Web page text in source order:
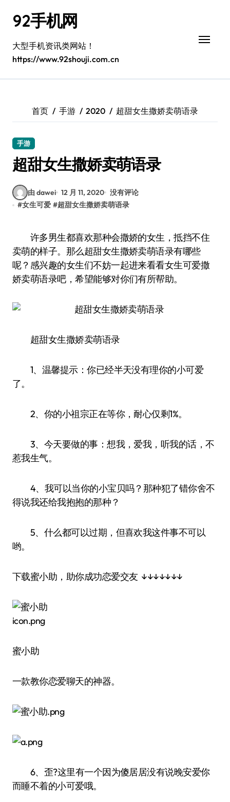
92手机网
大型手机资讯类网站！
https://www.92shouji.com.cn
首页 手游 2020 超甜女生撒娇卖萌语录
手游
超甜女生撒娇卖萌语录
由 dawei 12 月 11, 2020 没有评论
#女生可爱 #超甜女生撒娇卖萌语录
许多男生都喜欢那种会撒娇的女生，抵挡不住
卖萌的样子。那么超甜女生撒娇卖萌语录有哪些
呢？感兴趣的女生们不妨一起进来看看女生可爱撒
娇卖萌语录吧，希望能够对你们有所帮助。
超甜女生撒娇卖萌语录
1、温馨提示：你已经半天没有理你的小可爱
了。
2、你的小祖宗正在等你，耐心仅剩1%。
3、今天要做的事：想我，爱我，听我的话，不
惹我生气。
4、我可以当你的小宝贝吗？那种犯了错你舍不
得说我还给我抱抱的那种？
5、什么都可以过期，但喜欢我这件事不可以
哟。
下载蜜小助，助你成功恋爱交友 ↓↓↓↓↓↓↓
蜜小助
一款教你恋爱聊天的神器。
6、歪?这里有一个因为傻居居没有说晚安爱你
而睡不着的小可爱哦。